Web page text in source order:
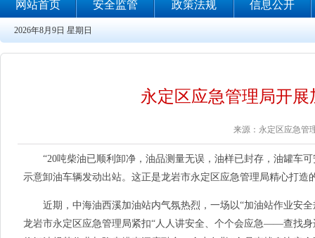
永定区应急管理局开
来源：永定区应急管
“20吨柴油已顺利卸净，油品测量无误，油样已封存，油罐车可
示意卸油车辆发动出站。这正是龙岩市永定区应急管理局精心打造
近期，中海油西溪加油站内气氛热烈，一场以“加油站作业安全
龙岩市永定区应急管理局紧扣“人人讲安全、个个会应急——查找